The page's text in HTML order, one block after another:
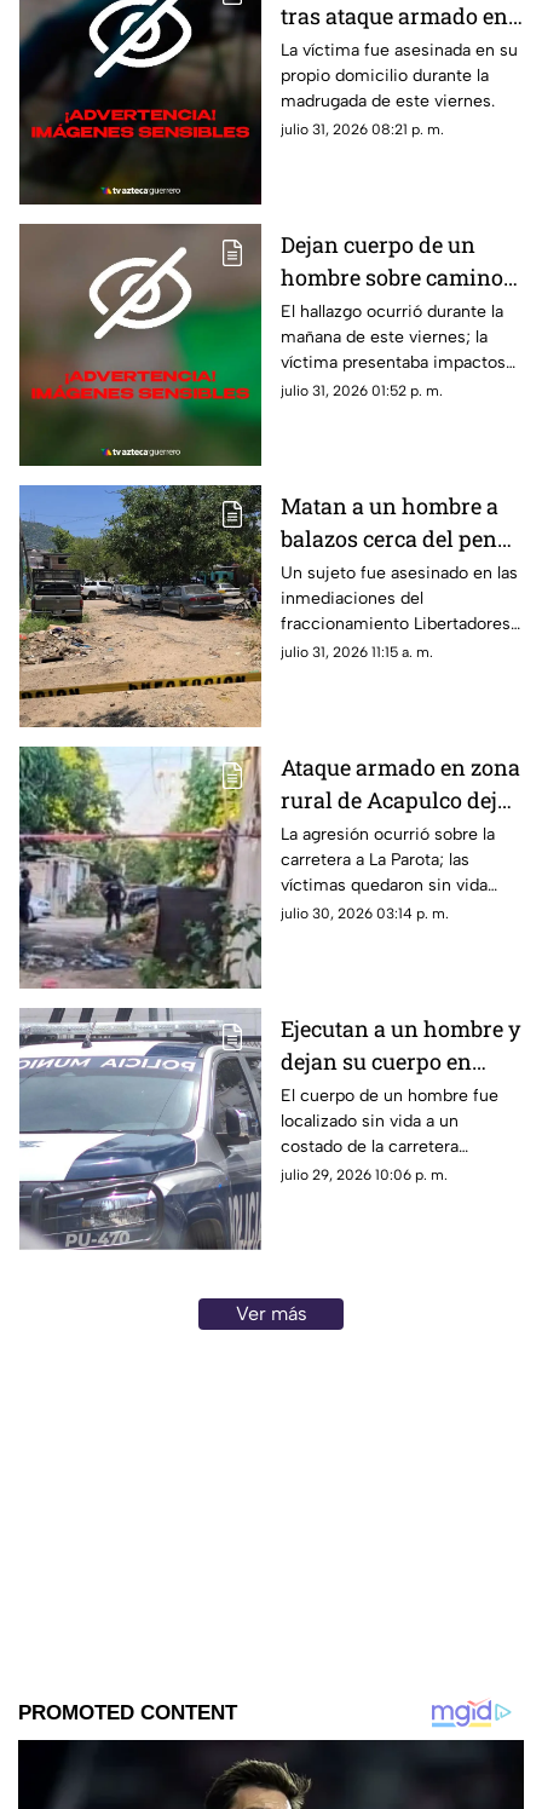
tras ataque armado en
suburbio de Acapulco
La víctima fue asesinada en su
propio domicilio durante la
madrugada de este viernes.
julio 31, 2026 08:21 p. m.
Dejan cuerpo de un
hombre sobre camino
de terracería en Iguala
El hallazgo ocurrió durante la
mañana de este viernes; la
víctima presentaba impactos
de bala.
julio 31, 2026 01:52 p. m.
Matan a un hombre a
balazos cerca del penal
de Acapulco
Un sujeto fue asesinado en las
inmediaciones del
fraccionamiento Libertadores
durante la tarde de este
julio 31, 2026 11:15 a. m.
Ataque armado en zona
rural de Acapulco deja
dos hombres muertos
La agresión ocurrió sobre la
carretera a La Parota; las
víctimas quedaron sin vida
dentro de un local de comida.
julio 30, 2026 03:14 p. m.
Ejecutan a un hombre y
dejan su cuerpo en
carretera de
Zihuatanejo
El cuerpo de un hombre fue
localizado sin vida a un
costado de la carretera
Zihuatanejo-Lázaro Cárdenas;
julio 29, 2026 10:06 p. m.
Ver más